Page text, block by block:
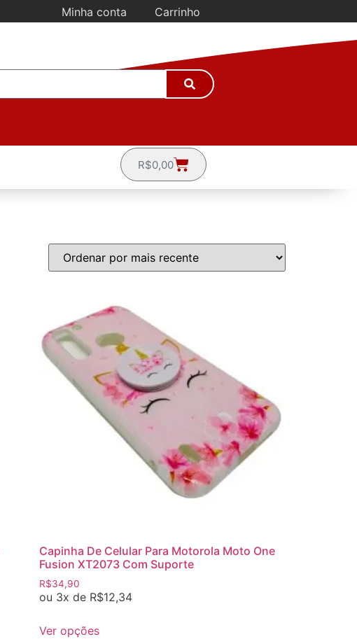
Minha conta Carrinho
R$0,00
Capinha De Celular Para Motorola Moto One
Fusion XT2073 Com Suporte
R$34,90
ou 3x de R$12,34
Ver opções